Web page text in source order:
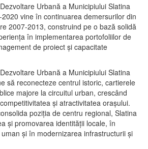
Urbană a Municipiului Slatina
vine în continuarea demersurilor din
2007-2013, construind pe o bază solidă
în implementarea portofoliilor de
de proiect și capacitate
Urbană a Municipiului Slatina
să reconecteze centrul istoric, cartierele
majore la circuitul urban, crescând
şi atractivitatea oraşului.
poziţia de centru regional, Slatina
şi promovarea identităţii locale, în
şi în modernizarea infrastructurii şi